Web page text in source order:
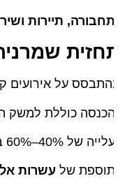
תיירות
שמרנית
על אירועים
כוללת למשק
40%–60% בהוצאות על שירותים תיירותיים בעיר.
של עשרות אלפי